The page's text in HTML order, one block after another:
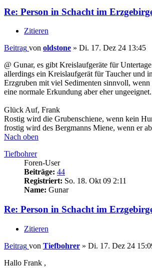
Re: Person in Schacht im
Zitieren
Beitrag von oldstone » Di. 17. Dez 24 13:45
@ Gunar, es gibt Kreislaufgeräte für
allerdings ein Kreislaufgerät für Taucher und
Erzgruben mit viel Sedimenten sinnvoll,
eine normale Erkundung aber eher ungeeignet.
Glück Auf, Frank
Rostig wird die Grubenschiene, wenn kein
frostig wird des Bergmanns Miene, wenn er
Nach oben
Tiefbohrer
Foren-User
Beiträge: 44
Registriert: So. 18. Okt 09 2:11
Name: Gunar
Re: Person in Schacht im
Zitieren
Beitrag von Tiefbohrer » Di. 17. Dez 24
Hallo Frank ,